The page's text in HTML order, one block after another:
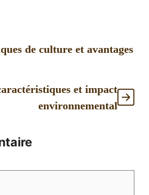
de culture et avantages
et impact
environnemental